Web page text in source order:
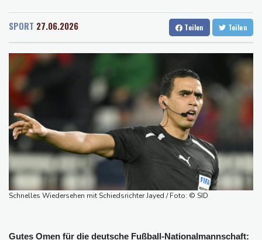
Dresden
Wien
30 °C
Baden-Baden
24 °C
Papst Leo XIV. will bei Frankreich-Besuch Missbrauchsopfer
Nationaler Sicherheitsrat mit Merz tagt zu Drohnenvorfall in
Leipzig
Kabel der Deutschen Bahn beschädigt: Kölner Staatsschutz
ermittelt wegen Sabotage
Frankreichs Außenminister Barrot kündigt Reaktion auf russische
Wahlkampf-Einmischung an
Ein Viertel der Reisenden in Deutschland lässt sich Ziele von der
KI vorschlagen
Norwegens Fußball-Verband fordert Infantinos Rücktritt
Verurteilte Linksextremistin: Bundesgerichtshof bestätigt
SPORT 27.06.2026 Teilen Teilen
Schnelles Wiedersehen mit Schiedsrichter Jayed / Foto: © SID
Gutes Omen für die deutsche Fußball-Nationalmannschaft: